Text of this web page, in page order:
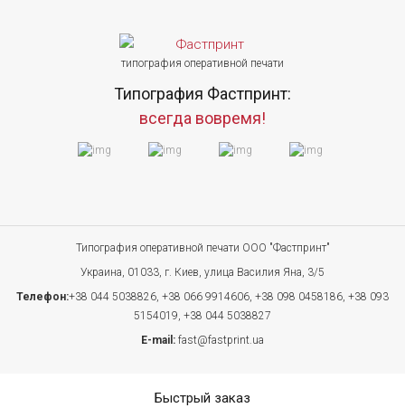
типография оперативной печати
Типография Фастпринт:
всегда вовремя!
Типография оперативной печати ООО "Фастпринт"
Украина, 01033, г. Киев, улица Василия Яна, 3/5
Телефон:+38 044 5038826, +38 066 9914606, +38 098 0458186, +38 093
5154019, +38 044 5038827
E-mail: fast@fastprint.ua
Быстрый заказ